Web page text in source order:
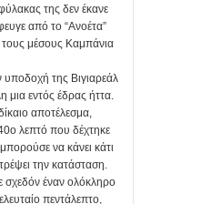
της δεν έκανε
από το “Ανοέτα”
μέσους Καμπάνια
υποδοχή της Βιγιαρεάλ
μια εντός έδρας ήττα.
αποτέλεσμα,
λεπτό που δέχτηκε
να κάνει κάτι
την κατάσταση.
σχεδόν έναν ολόκληρο
πεντάλεπτο,